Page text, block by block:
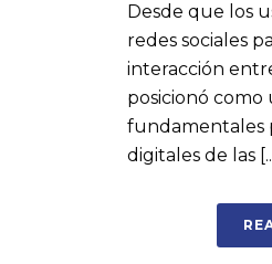
Desde que los
redes sociales
interacción
posicionó como
fundamentales
digitales de las